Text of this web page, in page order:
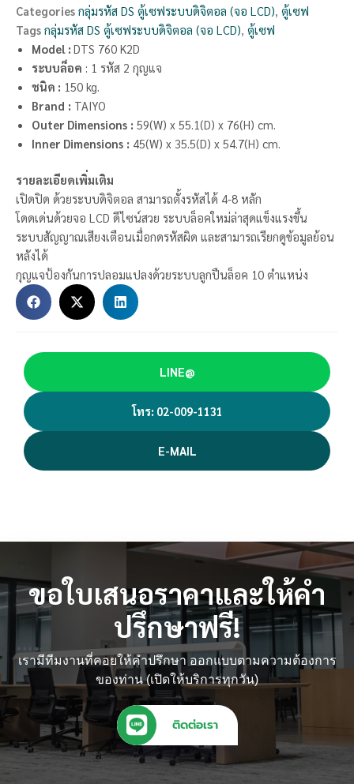
Categories กลุ่มรหัส DS ตู้เซฟระบบดิจิตอล (จอ LCD), ตู้เซฟ
Tags กลุ่มรหัส DS ตู้เซฟระบบดิจิตอล (จอ LCD), ตู้เซฟ
Model : DTS 760 K2D
ระบบล็อค : 1 รหัส 2 กุญแจ
ชนิด : 150 kg.
Brand : TAIYO
Outer Dimensions : 59(W) x 55.1(D) x 76(H) cm.
Inner Dimensions : 45(W) x 35.5(D) x 54.7(H) cm.
รายละเอียดเพิ่มเติม
เปิดปิด ด้วยระบบดิจิตอล สามารถตั้งรหัสได้ 4-8 หลัก
โดดเด่นด้วยจอ ​LCD ดีไซน์สวย ระบบล็อคใหม่ล่าสุดแข็งแรงขึ้น
ระบบสัญญาณเสียงเตือนเมื่อกดรหัสผิด และสามารถเรียกดูข้อมูลย้อน
หลังได้
กุญแจป้องกันการปลอมแปลงด้วยระบบลูกปืนล็อค 10 ตำแหน่ง
LINE@
โทร: 02-009-1131
E-MAIL
ขอใบเสนอราคาและให้คำ
ปรึกษาฟรี!
เรามีทีมงานที่คอยให้คำปรึกษา ออกแบบตามความต้องการ
ของท่าน (เปิดให้บริการทุกวัน)
ติดต่อเรา